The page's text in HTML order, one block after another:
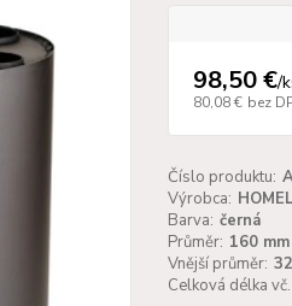
98,50 €/
80,08 € bez
Číslo produktu:
Výrobca:
Barva: černá
Průměr: 160 mm
Vnější průměr:
Celková délka